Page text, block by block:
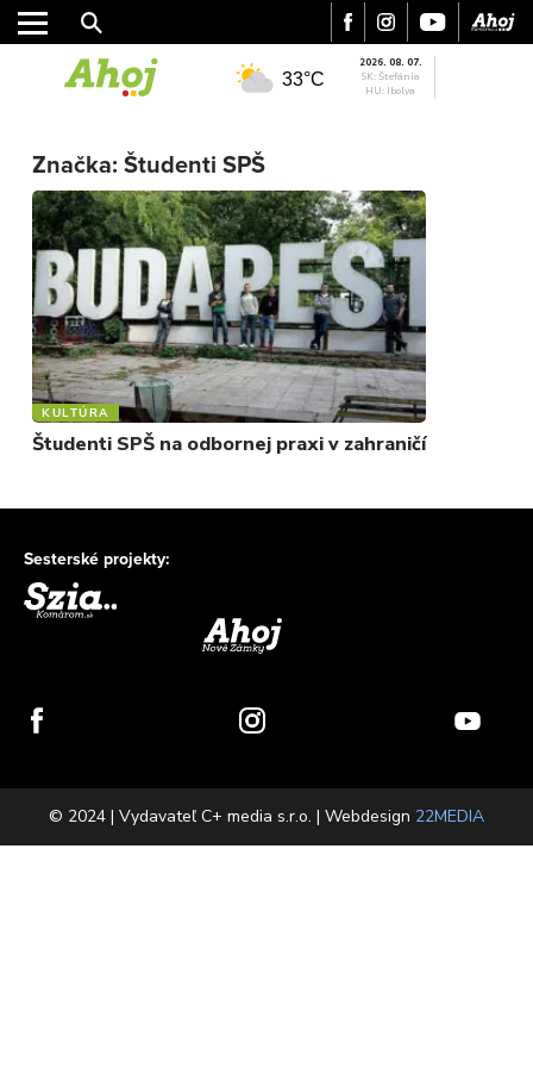
REGIÓN
ŠPORT
KULTÚRA
FOTKY
VIDEO
MIX
33°C
2026. 08. 07.
SK: Štefánia
HU: Ibolya
Značka: Študenti SPŠ
KULTÚRA
Študenti SPŠ na odbornej praxi v zahraničí
Sesterské projekty:
© 2024 | Vydavateľ C+ media s.r.o. | Webdesign 22MEDIA